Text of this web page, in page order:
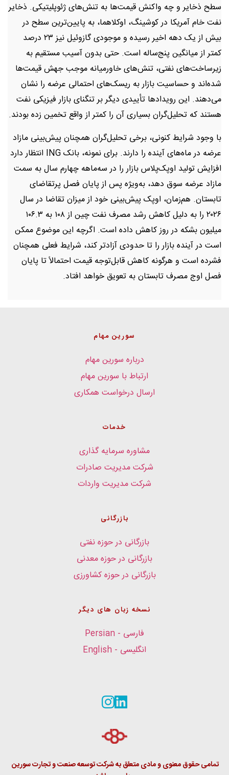
سطح ذخایر و چه واکنش قیمت‌ها به تنش‌های ژئوپلیتیکی. ذخایر
نفت خام آمریکا در کوشینگ، اوکلاهما، به پایین‌ترین سطح در
بیش از یک دهه اخیر رسیده و موجودی گازوئیل نیز ۲۳ درصد
کمتر از میانگین پنج‌ساله است. حتی بدون آسیب مستقیم به
زیرساخت‌های نفتی، تنش‌های خاورمیانه موجب جهش قیمت‌ها
شده‌اند و حساسیت بازار به ریسک‌های احتمالی عرضه را نشان
می‌دهند. این رویدادها تأییدی دیگر بر تنگنای بازار فیزیکی نفت
هستند که تحلیل‌گران بسیاری آن را کمتر از واقع تخمین زده بودند.
با وجود شرایط کنونی، برخی تحلیل‌گران همچنان پیش‌بینی مازاد
عرضه در ماه‌های آینده را دارند. برای نمونه، بانک ING انتظار دارد
افزایش تولید اوپک‌پلاس بازار را در سه‌ماهه چهارم سال به سمت
مازاد عرضه سوق دهد، به‌ویژه پس از پایان فصل پرتقاضای
تابستان. هم‌زمان، اوپک پیش‌بینی خود از میزان تقاضا در سال
۲۰۲۶ را به دلیل کاهش رشد مصرف نفت چین از ۱۰۸ به ۱۰۶.۳
میلیون بشکه در روز کاهش داده است. اگرچه این موضوع ممکن
است در آینده بازار را تا حدودی آزادتر کند، شرایط فعلی همچنان
فشرده است و هرگونه کاهش قابل‌توجه قیمت احتمالاً تا پایان
فصل اوج مصرف تابستان به تعویق خواهد افتاد.
سورین مهام
درباره سورین مهام
ارتباط با سورین مهام
ارسال درخواست همکاری
خدمات
مشاوره سرمایه گذاری
شرکت مدیریت صادرات
شرکت مدیریت واردات
بازرگانی
بازرگانی در حوزه نفتی
بازرگانی در حوزه معدنی
بازرگانی در حوزه کشاورزی
نسخه زبان های دیگر
فارسی - Persian
انگلیسی - English